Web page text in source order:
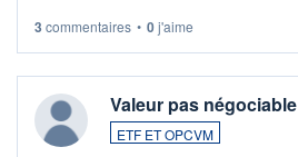
3 commentaires • 0j'aime
Valeur pas négociable
ETF ET OPCVM